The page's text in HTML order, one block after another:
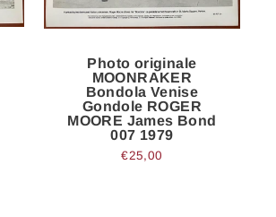
Photo originale
MOONRAKER
Bondola Venise
Gondole ROGER
MOORE James Bond
007 1979
€25,00